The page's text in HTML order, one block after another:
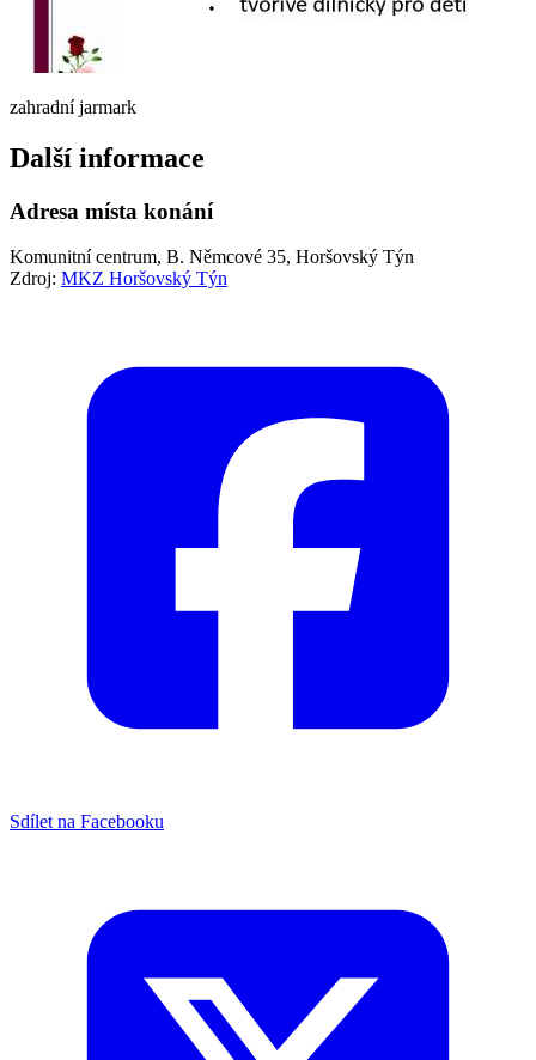
zahradní jarmark
Další informace
Adresa místa konání
Komunitní centrum, B. Němcové 35, Horšovský Týn
Zdroj: MKZ Horšovský Týn
Sdílet na Facebooku